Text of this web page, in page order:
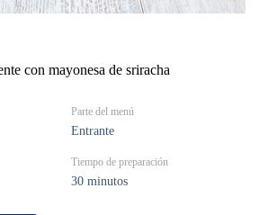
con mayonesa de sriracha
Parte del menú
Entrante
Tiempo de preparación
30 minutos